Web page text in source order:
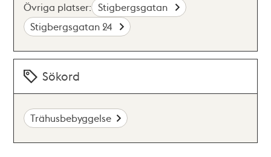
Övriga platser: Stigbergsgatan
Stigbergsgatan 24
Sökord
Trähusbebyggelse